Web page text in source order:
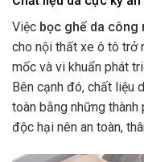
Việc bọc ghế da công
cho nội thất xe ô tô trở
mốc và vi khuẩn phát
Bên cạnh đó, chất liệu
toàn bằng những thành
độc hại nên an toàn,